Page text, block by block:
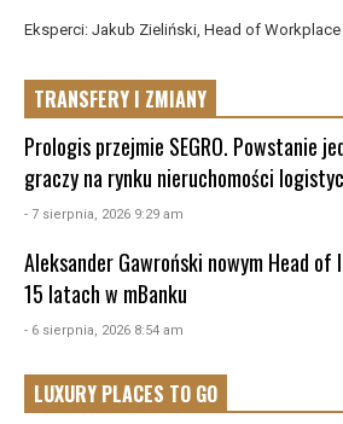
Eksperci: Jakub Zieliński, Head of Workplace
TRANSFERY I ZMIANY
Prologis przejmie SEGRO. Powstanie
graczy na rynku nieruchomości
- 7 sierpnia, 2026 9:29 am
Aleksander Gawroński nowym Head of
15 latach w mBanku
- 6 sierpnia, 2026 8:54 am
LUXURY PLACES TO GO